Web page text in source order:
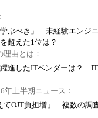
ぶべき」 未経験エンジ
超えた1位は？
理由とは：
進したITベンダーは？
年上半期ニュース：
てOJT負担増」 複数の調